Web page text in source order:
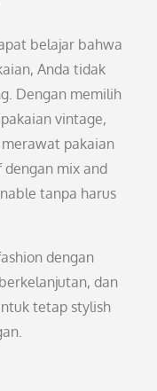
belajar bahwa
Anda tidak
Dengan memilih
vintage,
pakaian
mix and
tanpa harus
dengan
dan
tetap stylish